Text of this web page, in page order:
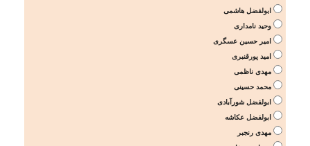
ابولفضل هاشمی
وحید نامداری
امیر حسین عسگری
امید پورقنبری
مهدی ناظمی
محمد حسینی
ابولفضل شورآبادی
ابولفضل عکاشه
مهدی رنجبر